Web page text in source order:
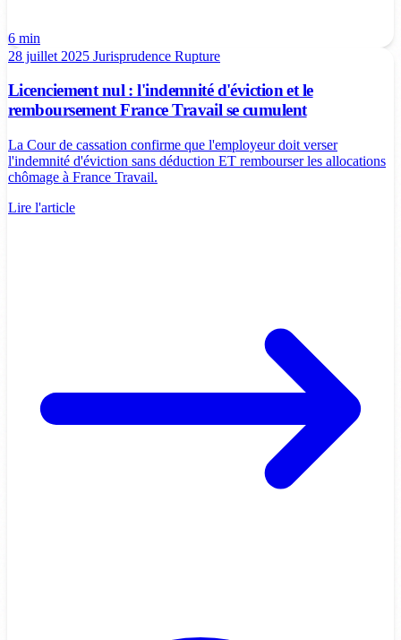
6 min
28 juillet 2025 Jurisprudence Rupture
Licenciement nul : l'indemnité d'éviction et le
remboursement France Travail se cumulent
La Cour de cassation confirme que l'employeur doit verser
l'indemnité d'éviction sans déduction ET rembourser les allocations
chômage à France Travail.
Lire l'article